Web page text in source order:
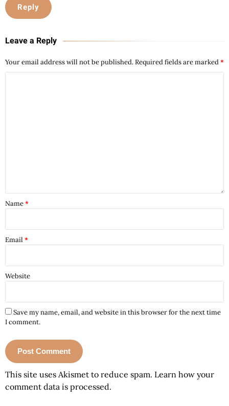
Reply
Leave a Reply
Your email address will not be published.Required fields are marked*
Name*
Email *
Website
Save my name, email, and website in this browser for the next time
I comment.
This site uses Akismet to reduce spam. Learn how your
comment data is processed.